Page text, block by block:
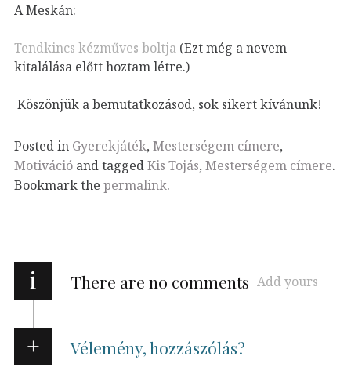
A Meskán:
Tendkincs kézműves boltja (Ezt még a nevem
kitalálása előtt hoztam létre.)
Köszönjük a bemutatkozásod, sok sikert kívánunk!
Posted in Gyerekjáték, Mesterségem címere,
Motiváció and taggedKis Tojás, Mesterségem címere.
Bookmark the permalink.
i There are no comments Add yours
Vélemény, hozzászólás?